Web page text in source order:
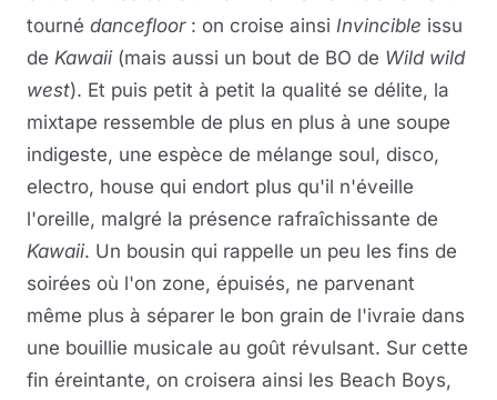
tourné dancefloor: on croise ainsi Invincible issu
de Kawaii(mais aussi un bout de BO de Wild wild
west). Et puis petit à petit la qualité se délite, la
mixtape ressemble de plus en plus à une soupe
indigeste, une espèce de mélange soul, disco,
electro, house qui endort plus qu'il n'éveille
l'oreille, malgré la présence rafraîchissante de
Kawaii. Un bousin qui rappelle un peu les fins de
soirées où l'on zone, épuisés, ne parvenant
même plus à séparer le bon grain de l'ivraie dans
une bouillie musicale au goût révulsant. Sur cette
fin éreintante, on croisera ainsi les Beach Boys,